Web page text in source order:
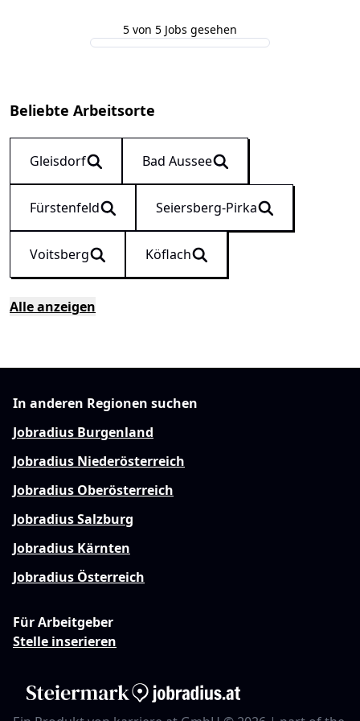
5 von 5 Jobs gesehen
Beliebte Arbeitsorte
Gleisdorf Bad Aussee
Fürstenfeld Seiersberg-Pirka
Voitsberg Köflach
Alle anzeigen
In anderen Regionen suchen
Jobradius Burgenland
Jobradius Niederösterreich
Jobradius Oberösterreich
Jobradius Salzburg
Jobradius Kärnten
Jobradius Österreich
Für Arbeitgeber
Stelle inserieren